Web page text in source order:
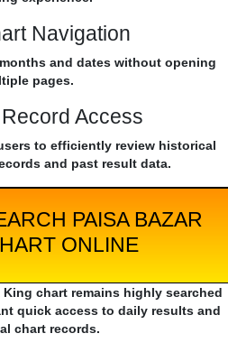
Navigation
and dates without opening
pages.
Access
to efficiently review historical
and past result data.
PAISA BAZAR
ONLINE
King chart remains highly searched
quick access to daily results and
chart records.